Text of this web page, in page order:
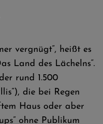
vergnügt“, heißt es
Land des Lächelns“.
rund 1.500
die bei Regen
Haus oder aber
ohne Publikum